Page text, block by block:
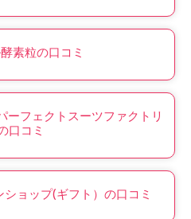
素粒の口コミ
ーフェクトスーツファクトリ
口コミ
ョップ(ギフト）の口コミ